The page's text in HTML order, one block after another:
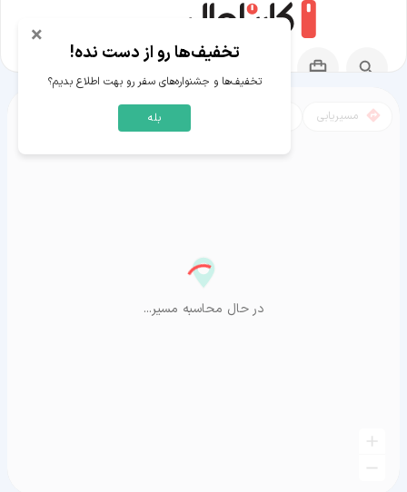
مسیریابی
در حال محاسبه مسیر...
× تخفیف‌ها رو از دست نده!
تخفیف‌ها و جشنواره‌های سفر رو بهت اطلاع بدیم؟
بله